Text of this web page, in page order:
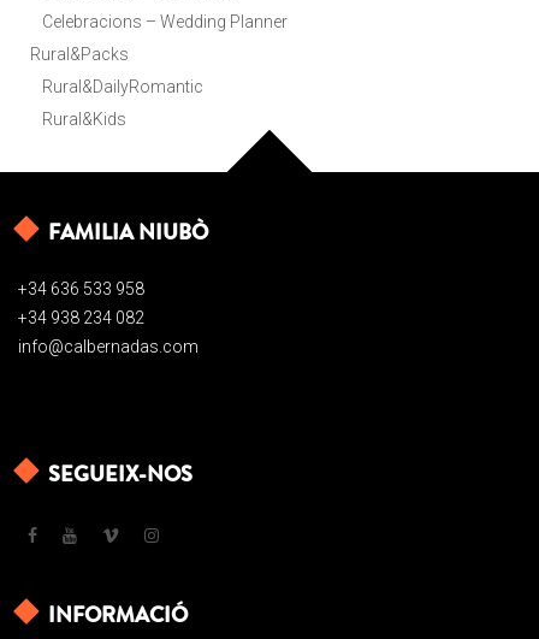
Celebracions – Wedding Planner
Rural&Packs
Rural&DailyRomantic
Rural&Kids
FAMILIA NIUBÒ
+34 636 533 958
+34 938 234 082
info@calbernadas.com
SEGUEIX-NOS
INFORMACIÓ